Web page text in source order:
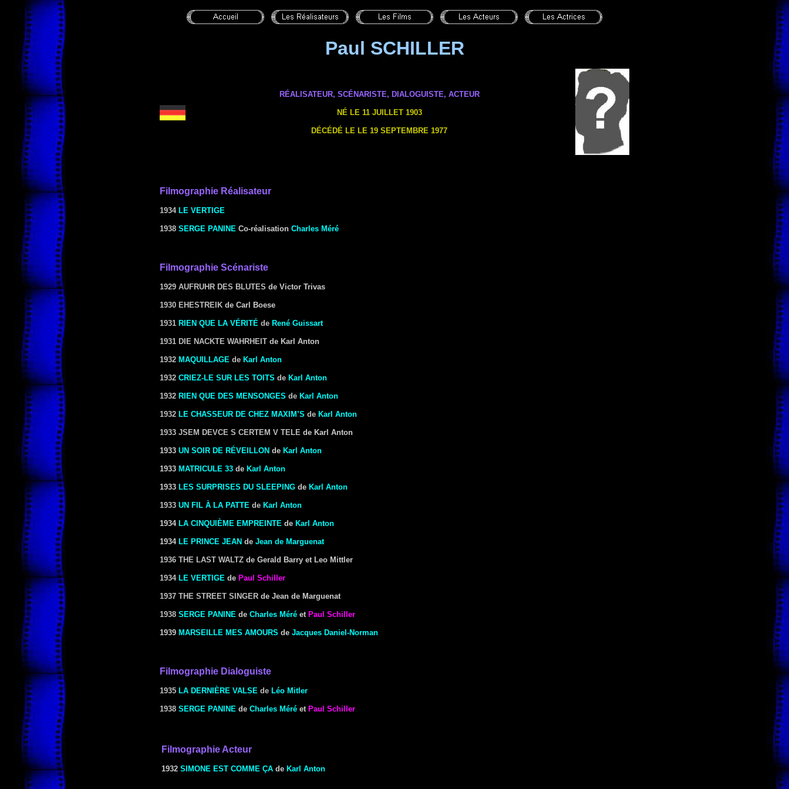
Paul SCHILLER
RÉALISATEUR, SCÉNARISTE, DIALOGUISTE, ACTEUR
NÉ LE 11 JUILLET 1903
DÉCÉDÉ LE LE 19 SEPTEMBRE 1977
Filmographie Réalisateur
1934 LE VERTIGE
1938 SERGE PANINE Co-réalisation Charles Méré
Filmographie Scénariste
1929 AUFRUHR DES BLUTES de Victor Trivas
1930 EHESTREIK de Carl Boese
1931 RIEN QUE LA VÉRITÉ de René Guissart
1931 DIE NACKTE WAHRHEIT de Karl Anton
1932 MAQUILLAGE de Karl Anton
1932 CRIEZ-LE SUR LES TOITS de Karl Anton
1932 RIEN QUE DES MENSONGES de Karl Anton
1932 LE CHASSEUR DE CHEZ MAXIM’S de Karl Anton
1933 JSEM DEVCE S CERTEM V TELE de Karl Anton
1933 UN SOIR DE RÉVEILLON de Karl Anton
1933 MATRICULE 33 de Karl Anton
1933 LES SURPRISES DU SLEEPING de Karl Anton
1933 UN FIL À LA PATTE de Karl Anton
1934 LA CINQUIÈME EMPREINTE de Karl Anton
1934 LE PRINCE JEAN de Jean de Marguenat
1936 THE LAST WALTZ de Gerald Barry et Leo Mittler
1934 LE VERTIGE de Paul Schiller
1937 THE STREET SINGER de Jean de Marguenat
1938 SERGE PANINE de Charles Méré et Paul Schiller
1939 MARSEILLE MES AMOURS de Jacques Daniel-Norman
Filmographie Dialoguiste
1935 LA DERNIÈRE VALSE de Léo Mitler
1938 SERGE PANINE de Charles Méré et Paul Schiller
Filmographie Acteur
1932 SIMONE EST COMME ÇA de Karl Anton